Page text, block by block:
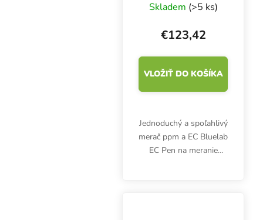
Skladem (>5 ks)
€123,42
VLOŽIŤ DO KOŠÍKA
Jednoduchý a spoľahlivý
merač ppm a EC Bluelab
EC Pen na meranie